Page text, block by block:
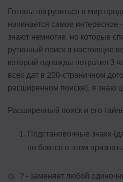
Готовы погрузиться в мир
начинается самое интересное
знают немногие, но которые
рутинный поиск в настоящее
который однажды потратил 3
всех дат в 200-страничном
расширенном поиске), я знаю
Расширенный поиск и его
Подстановочные знаки
но боится в этом
? - заменяет любой